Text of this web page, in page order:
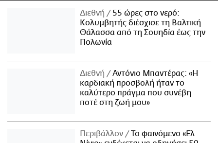
Διεθνή
55 ώρες στο νερό:
Κολυμβητής διέσχισε τη Βαλτική
Θάλασσα από τη Σουηδία έως την
Πολωνία
Διεθνή
Αντόνιο Μπαντέρας: «Η
καρδιακή προσβολή ήταν το
καλύτερο πράγμα που συνέβη
ποτέ στη ζωή μου»
Περιβάλλον
Το φαινόμενο «Ελ